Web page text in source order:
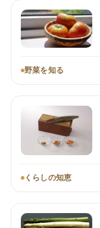
野菜を知る
くらしの知恵